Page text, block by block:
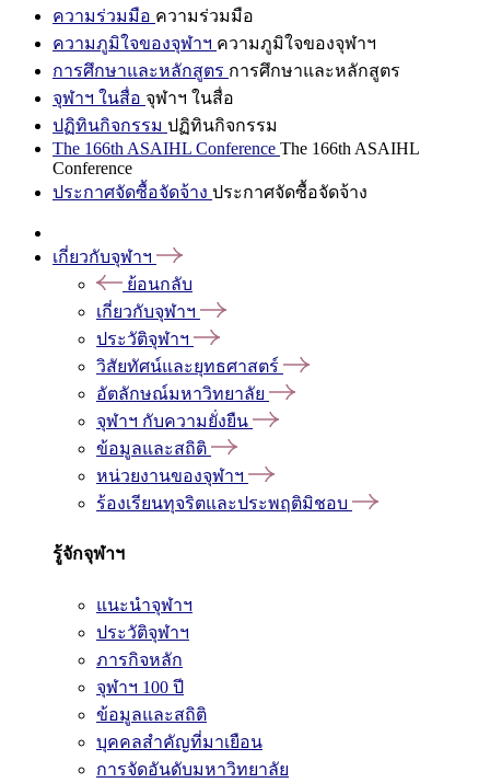
ความร่วมมือ ความร่วมมือ
ความภูมิใจของจุฬาฯ ความภูมิใจของจุฬาฯ
การศึกษาและหลักสูตร การศึกษาและหลักสูตร
จุฬาฯ ในสื่อ จุฬาฯ ในสื่อ
ปฏิทินกิจกรรม ปฏิทินกิจกรรม
The 166th ASAIHL Conference The 166th ASAIHL
Conference
ประกาศจัดซื้อจัดจ้าง ประกาศจัดซื้อจัดจ้าง
เกี่ยวกับจุฬาฯ
ย้อนกลับ
เกี่ยวกับจุฬาฯ
ประวัติจุฬาฯ
วิสัยทัศน์และยุทธศาสตร์
อัตลักษณ์มหาวิทยาลัย
จุฬาฯ กับความยั่งยืน
ข้อมูลและสถิติ
หน่วยงานของจุฬาฯ
ร้องเรียนทุจริตและประพฤติมิชอบ
รู้จักจุฬาฯ
แนะนำจุฬาฯ
ประวัติจุฬาฯ
ภารกิจหลัก
จุฬาฯ 100 ปี
ข้อมูลและสถิติ
บุคคลสำคัญที่มาเยือน
การจัดอันดับมหาวิทยาลัย